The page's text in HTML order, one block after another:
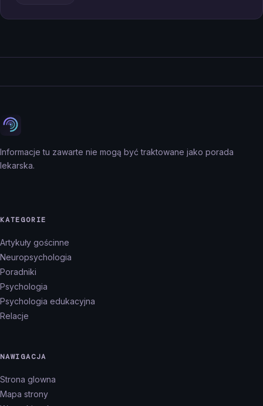
Informacje tu zawarte nie mogą być traktowane jako porada
lekarska.
KATEGORIE
Artykuły gościnne
Neuropsychologia
Poradniki
Psychologia
Psychologia edukacyjna
Relacje
NAWIGACJA
Strona glowna
Mapa strony